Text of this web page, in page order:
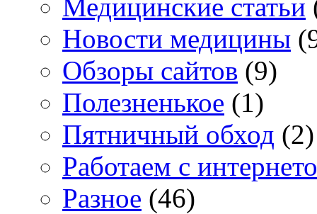
Медицинские статьи
Новости медицины
Обзоры сайтов (9)
Полезненькое (1)
Пятничный обход (2)
Работаем с
Разное (46)